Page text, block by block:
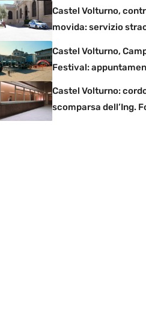
Castel Volturno,
movida: servizio
Castel Volturno,
Festival:
Castel Volturno:
scomparsa dell’Ing.